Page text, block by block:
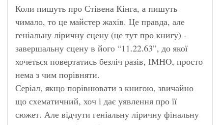
Коли пишуть про Стівена Кінга, а пишуть
чимало, то це майстер жахів. Це правда, але
геніальну ліричну сцену (це тут про книгу) -
завершальну сцену в його “11.22.63”, до якої
хочеться повертатись безліч разів, IMHO, просто
нема з чим порівняти.
Серіал, якщо порівнювати з книгою, звичайно
що схематичний, хоч і дає уявлення про її
сюжет. Але відчути геніальну ліричну фінальну